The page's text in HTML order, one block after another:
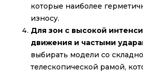
которые наиболее
износу.
Для зон с высокой
движения и частыми
выбирать модели со
телескопической рамой,